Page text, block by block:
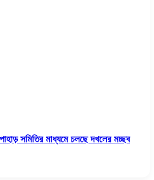
পাহাড় সমিতির মাধ্যমে চলছে দখলের মচ্ছব